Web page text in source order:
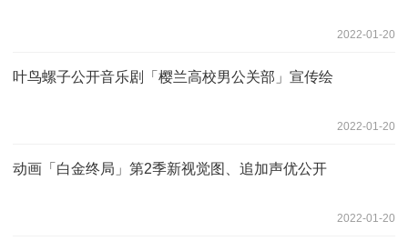
2022-01-20
叶鸟螺子公开音乐剧「樱兰高校男公关部」宣传绘
2022-01-20
动画「白金终局」第2季新视觉图、追加声优公开
2022-01-20